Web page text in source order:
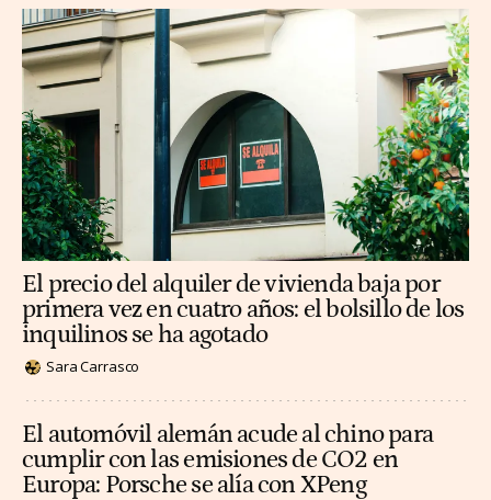
El precio del alquiler de vivienda baja por
primera vez en cuatro años: el bolsillo de los
inquilinos se ha agotado
Sara Carrasco
El automóvil alemán acude al chino para
cumplir con las emisiones de CO2 en
Europa: Porsche se alía con XPeng